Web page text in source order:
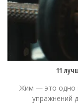
11
Жим — это одно
упражнений